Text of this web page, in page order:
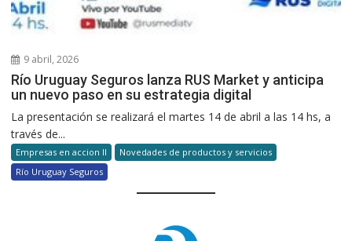
9 abril, 2026
Río Uruguay Seguros lanza RUS Market y anticipa
un nuevo paso en su estrategia digital
La presentación se realizará el martes 14 de abril a las 14 hs, a
través de...
Empresas en accion II
Novedades de productos y servicios
Río Uruguay Seguros